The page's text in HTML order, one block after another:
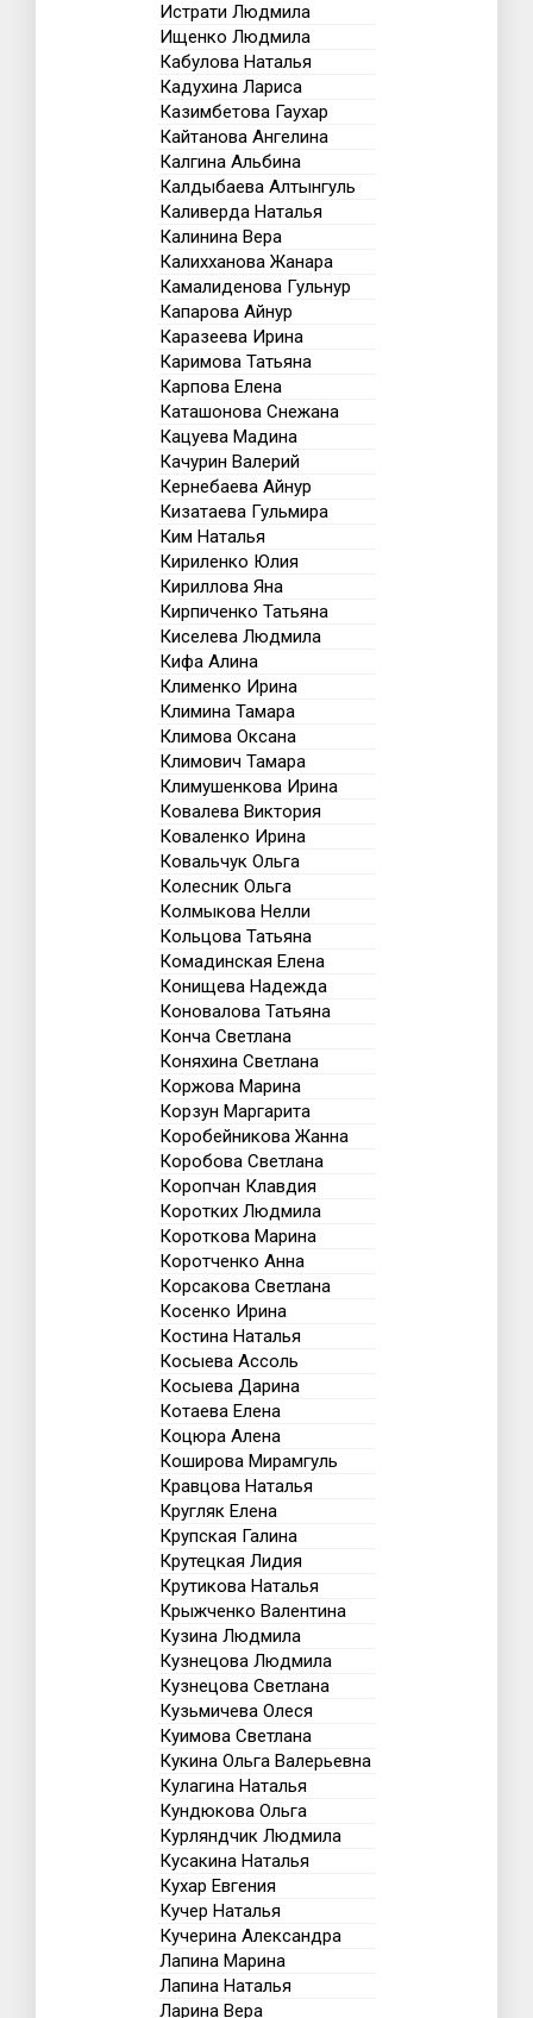
Истрати Людмила
Ищенко Людмила
Кабулова Наталья
Кадухина Лариса
Казимбетова Гаухар
Кайтанова Ангелина
Калгина Альбина
Калдыбаева Алтынгуль
Каливерда Наталья
Калинина Вера
Калихханова Жанара
Камалиденова Гульнур
Капарова Айнур
Каразеева Ирина
Каримова Татьяна
Карпова Елена
Каташонова Снежана
Кацуева Мадина
Качурин Валерий
Кернебаева Айнур
Кизатаева Гульмира
Ким Наталья
Кириленко Юлия
Кириллова Яна
Кирпиченко Татьяна
Киселева Людмила
Кифа Алина
Клименко Ирина
Климина Тамара
Климова Оксана
Климович Тамара
Климушенкова Ирина
Ковалева Виктория
Коваленко Ирина
Ковальчук Ольга
Колесник Ольга
Колмыкова Нелли
Кольцова Татьяна
Комадинская Елена
Конищева Надежда
Коновалова Татьяна
Конча Светлана
Коняхина Светлана
Коржова Марина
Корзун Маргарита
Коробейникова Жанна
Коробова Светлана
Коропчан Клавдия
Коротких Людмила
Короткова Марина
Коротченко Анна
Корсакова Светлана
Косенко Ирина
Костина Наталья
Косыева Ассоль
Косыева Дарина
Котаева Елена
Коцюра Алена
Коширова Мирамгуль
Кравцова Наталья
Кругляк Елена
Крупская Галина
Крутецкая Лидия
Крутикова Наталья
Крыжченко Валентина
Кузина Людмила
Кузнецова Людмила
Кузнецова Светлана
Кузьмичева Олеся
Куимова Светлана
Кукина Ольга Валерьевна
Кулагина Наталья
Кундюкова Ольга
Курляндчик Людмила
Кусакина Наталья
Кухар Евгения
Кучер Наталья
Кучерина Александра
Лапина Марина
Лапина Наталья
Ларина Вера